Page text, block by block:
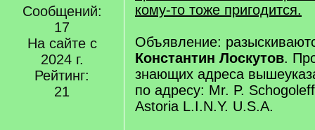
Сообщений:
17
На сайте с
2024 г.
Рейтинг:
21
кому-то тоже пригодится.
Объявление:
Константин Лоскутов.
знающих адреса
по адресу: Mr. P.
Astoria L.I.N.Y. U.S.A.